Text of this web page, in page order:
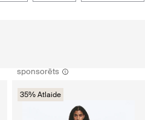
sponsorēts
35% Atlaide